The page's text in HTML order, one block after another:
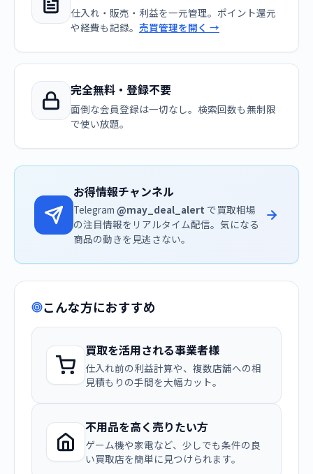
仕入れ・販売・利益を一元管理。ポイント還元
や経費も記録。 売買管理を開く →
完全無料・登録不要
面倒な会員登録は一切なし。検索回数も無制限
で使い放題。
お得情報チャンネル
Telegram @may_deal_alert で買取相場
の注目情報をリアルタイム配信。気になる
商品の動きを見逃さない。
こんな方におすすめ
買取を活用される事業者様
仕入れ前の利益計算や、複数店舗への相
見積もりの手間を大幅カット。
不用品を高く売りたい方
ゲーム機や家電など、少しでも条件の良
い買取店を簡単に見つけられます。